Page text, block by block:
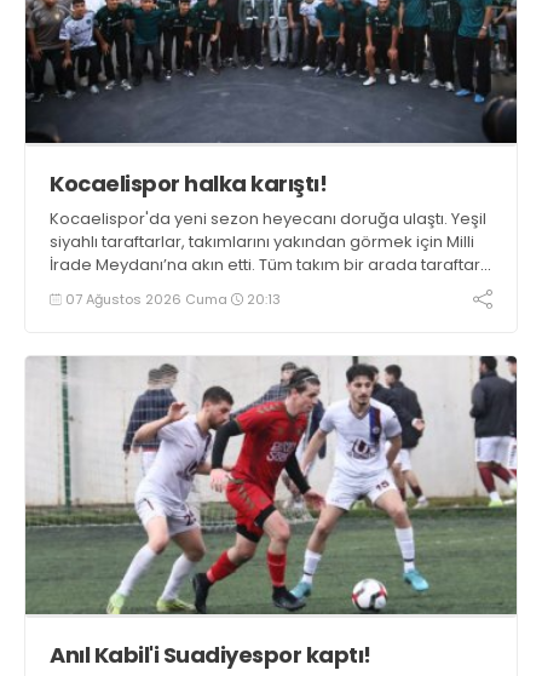
Kocaelispor halka karıştı!
Kocaelispor'da yeni sezon heyecanı doruğa ulaştı. Yeşil
siyahlı taraftarlar, takımlarını yakından görmek için Milli
İrade Meydanı’na akın etti. Tüm takım bir arada taraftarı
ile fotoğraf verdi.
07 Ağustos 2026 Cuma 20:13
Anıl Kabil'i Suadiyespor kaptı!